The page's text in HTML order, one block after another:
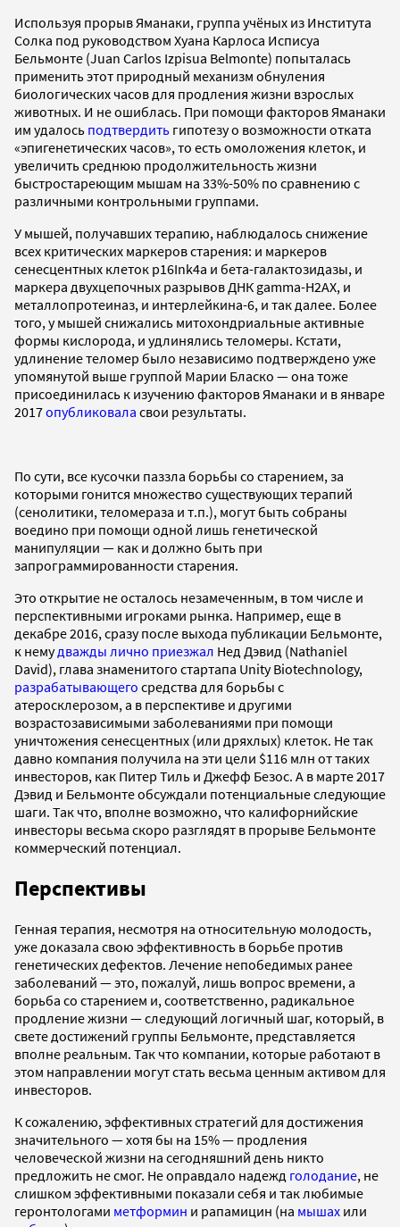
Используя прорыв Яманаки, группа учёных из Института
Солка под руководством Хуана Карлоса Исписуа
Бельмонте (Juan Carlos Izpisua Belmonte) попыталась
применить этот природный механизм обнуления
биологических часов для продления жизни взрослых
животных. И не ошиблась. При помощи факторов Яманаки
им удалось подтвердить гипотезу о возможности отката
«эпигенетических часов», то есть омоложения клеток, и
увеличить среднюю продолжительность жизни
быстростареющим мышам на 33%-50% по сравнению с
различными контрольными группами.
У мышей, получавших терапию, наблюдалось снижение
всех критических маркеров старения: и маркеров
сенесцентных клеток p16Ink4a и бета-галактозидазы, и
маркера двухцепочных разрывов ДНК gamma-H2AX, и
металлопротеиназ, и интерлейкина-6, и так далее. Более
того, у мышей снижались митохондриальные активные
формы кислорода, и удлинялись теломеры. Кстати,
удлинение теломер было независимо подтверждено уже
упомянутой выше группой Марии Бласко — она тоже
присоединилась к изучению факторов Яманаки и в январе
2017опубликовала свои результаты.
По сути, все кусочки паззла борьбы со старением, за
которыми гонится множество существующих терапий
(сенолитики, теломераза и т.п.), могут быть собраны
воедино при помощи одной лишь генетической
манипуляции — как и должно быть при
запрограммированности старения.
Это открытие не осталось незамеченным, в том числе и
перспективными игроками рынка. Например, еще в
декабре 2016, сразу после выхода публикации Бельмонте,
к немудважды лично приезжал Нед Дэвид (Nathaniel
David), глава знаменитого стартапа Unity Biotechnology,
разрабатывающего средства для борьбы с
атеросклерозом, а в перспективе и другими
возрастозависимыми заболеваниями при помощи
уничтожения сенесцентных (или дряхлых) клеток. Не так
давно компания получила на эти цели $116 млн от таких
инвесторов, как Питер Тиль и Джефф Безос. А в марте 2017
Дэвид и Бельмонте обсуждали потенциальные следующие
шаги. Так что, вполне возможно, что калифорнийские
инвесторы весьма скоро разглядят в прорыве Бельмонте
коммерческий потенциал.
Перспективы
Генная терапия, несмотря на относительную молодость,
уже доказала свою эффективность в борьбе против
генетических дефектов. Лечение непобедимых ранее
заболеваний — это, пожалуй, лишь вопрос времени, а
борьба со старением и, соответственно, радикальное
продление жизни — следующий логичный шаг, который, в
свете достижений группы Бельмонте, представляется
вполне реальным. Так что компании, которые работают в
этом направлении могут стать весьма ценным активом для
инвесторов.
К сожалению, эффективных стратегий для достижения
значительного — хотя бы на 15% — продления
человеческой жизни на сегодняшний день никто
предложить не смог. Не оправдало надежд голодание, не
слишком эффективными показали себя и так любимые
геронтологами метформин и рапамицин (на мышах или